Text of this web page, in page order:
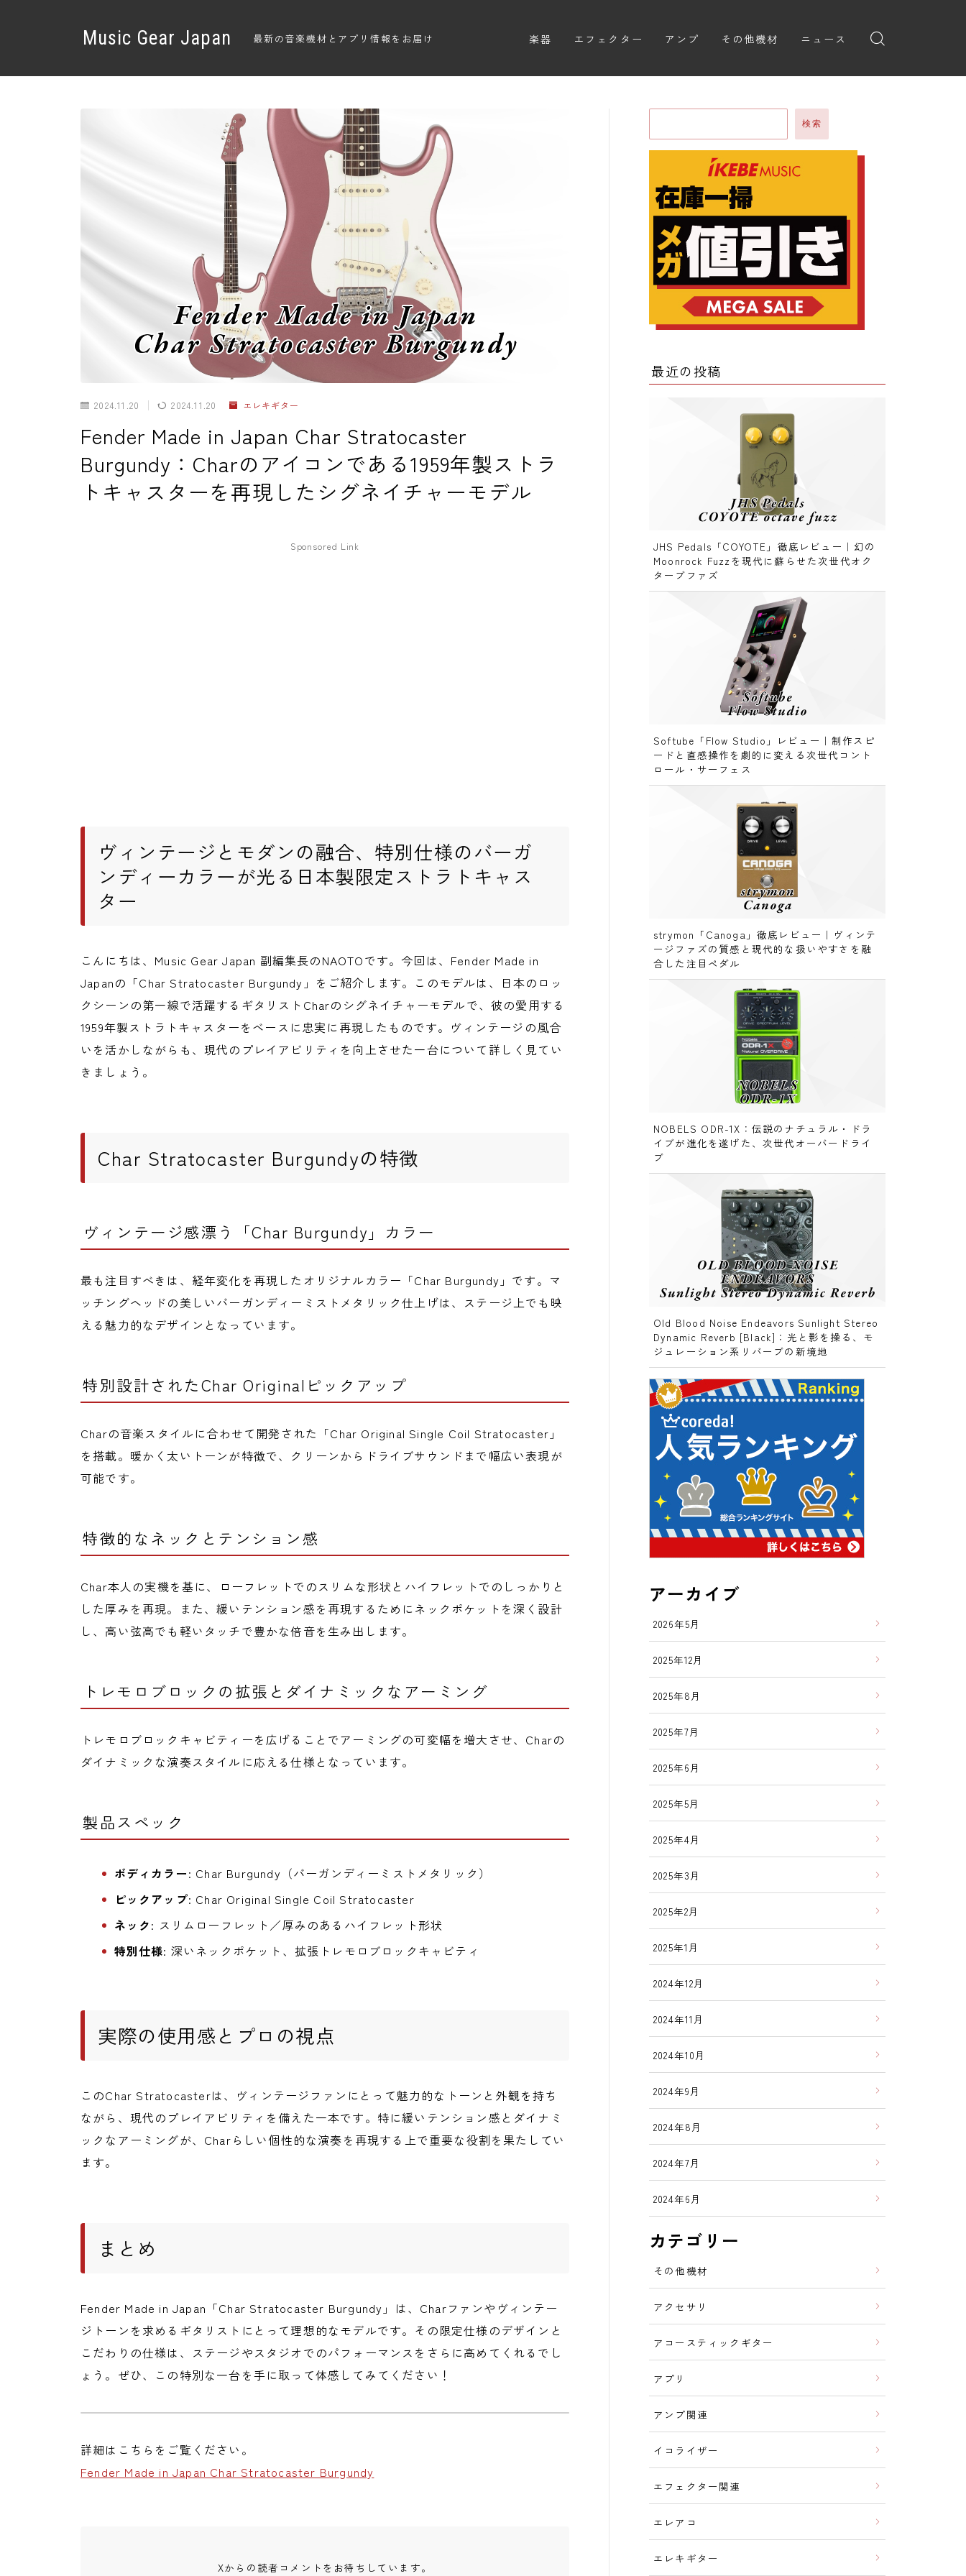
Music Gear Japan 最新の音楽機材とアプリ情報をお届け 楽器 エフェクター アンプ その他機材
アクセサリ
ニュース
弾いてみた
2024.11.20 2024.11.20 エレキギター
Fender Made in Japan Char Stratocaster
Burgundy：Charのアイコンである1959年製ストラ
トキャスターを再現したシグネイチャーモデル
Sponsored Link
ヴィンテージとモダンの融合、特別仕様のバーガ
ンディーカラーが光る日本製限定ストラトキャス
ター
こんにちは、Music Gear Japan 副編集長のNAOTOです。今回は、Fender Made in
Japanの「Char Stratocaster Burgundy」をご紹介します。このモデルは、日本のロッ
クシーンの第一線で活躍するギタリストCharのシグネイチャーモデルで、彼の愛用する
1959年製ストラトキャスターをベースに忠実に再現したものです。ヴィンテージの風合
いを活かしながらも、現代のプレイアビリティを向上させた一台について詳しく見てい
きましょう。
Char Stratocaster Burgundyの特徴
ヴィンテージ感漂う「Char Burgundy」カラー
最も注目すべきは、経年変化を再現したオリジナルカラー「Char Burgundy」です。マ
ッチングヘッドの美しいバーガンディーミストメタリック仕上げは、ステージ上でも映
える魅力的なデザインとなっています。
特別設計されたChar Originalピックアップ
Charの音楽スタイルに合わせて開発された「Char Original Single Coil Stratocaster」
を搭載。暖かく太いトーンが特徴で、クリーンからドライブサウンドまで幅広い表現が
可能です。
特徴的なネックとテンション感
Char本人の実機を基に、ローフレットでのスリムな形状とハイフレットでのしっかりと
した厚みを再現。また、緩いテンション感を再現するためにネックポケットを深く設計
し、高い弦高でも軽いタッチで豊かな倍音を生み出します。
トレモロブロックの拡張とダイナミックなアーミング
トレモロブロックキャビティーを広げることでアーミングの可変幅を増大させ、Charの
ダイナミックな演奏スタイルに応える仕様となっています。
製品スペック
ボディカラー: Char Burgundy（バーガンディーミストメタリック）
ピックアップ: Char Original Single Coil Stratocaster
ネック: スリムローフレット／厚みのあるハイフレット形状
特別仕様: 深いネックポケット、拡張トレモロブロックキャビティ
実際の使用感とプロの視点
このChar Stratocasterは、ヴィンテージファンにとって魅力的なトーンと外観を持ち
ながら、現代のプレイアビリティを備えた一本です。特に緩いテンション感とダイナミ
ックなアーミングが、Charらしい個性的な演奏を再現する上で重要な役割を果たしてい
ます。
まとめ
Fender Made in Japan「Char Stratocaster Burgundy」は、Charファンやヴィンテー
ジトーンを求めるギタリストにとって理想的なモデルです。その限定仕様のデザインと
こだわりの仕様は、ステージやスタジオでのパフォーマンスをさらに高めてくれるでし
ょう。ぜひ、この特別な一台を手に取って体感してみてください！
詳細はこちらをご覧ください。
Fender Made in Japan Char Stratocaster Burgundy
Xからの読者コメントをお待ちしています。
検索
最近の投稿
JHS Pedals「COYOTE」徹底レビュー｜幻の
Moonrock Fuzzを現代に蘇らせた次世代オク
ターブファズ
Softube「Flow Studio」レビュー｜制作スピ
ードと直感操作を劇的に変える次世代コント
ロール・サーフェス
strymon「Canoga」徹底レビュー｜ヴィンテ
ージファズの質感と現代的な扱いやすさを融
合した注目ペダル
NOBELS ODR-1X：伝説のナチュラル・ドラ
イブが進化を遂げた、次世代オーバードライ
ブ
Old Blood Noise Endeavors Sunlight Stereo
Dynamic Reverb [Black]：光と影を操る、モ
ジュレーション系リバーブの新境地
アーカイブ
2026年5月
2025年12月
2025年8月
2025年7月
2025年6月
2025年5月
2025年4月
2025年3月
2025年2月
2025年1月
2024年12月
2024年11月
2024年10月
2024年9月
2024年8月
2024年7月
2024年6月
カテゴリー
その他機材
アクセサリ
アコースティックギター
アプリ
アンプ関連
イコライザー
エフェクター関連
エレアコ
エレキギター